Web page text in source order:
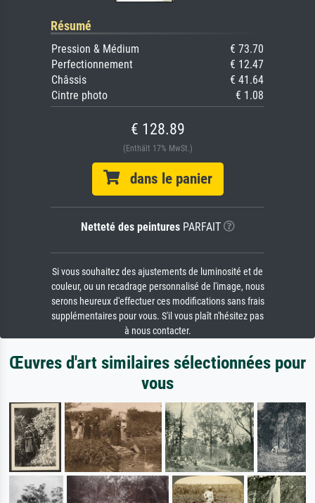
Résumé
Pression & Médium
€ 73.70
Perfectionnement
€ 12.47
Châssis
€ 41.64
Cintre photo
€ 1.08
€ 128.89
(Enthält 17% MwSt.)
dans le panier
Netteté des peinturesPARFAIT
Si vous souhaitez des ajustements de luminosité et de
couleur, ou un recadrage personnalisé de l'image, nous
serons heureux d'effectuer ces modifications sans frais
supplémentaires pour vous. S'il vous plaît n'hésitez pas
à nous contacter.
Œuvres d'art similaires sélectionnées pour
vous